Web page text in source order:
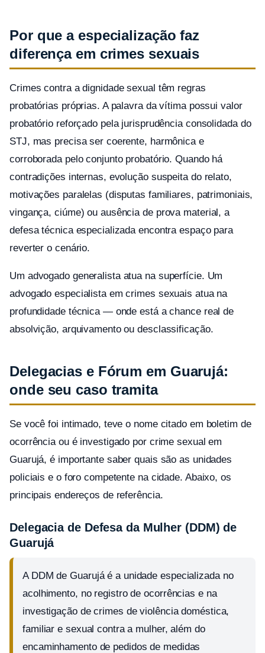
Por que a especialização faz
diferença em crimes sexuais
Crimes contra a dignidade sexual têm regras
probatórias próprias. A palavra da vítima possui valor
probatório reforçado pela jurisprudência consolidada do
STJ, mas precisa ser coerente, harmônica e
corroborada pelo conjunto probatório. Quando há
contradições internas, evolução suspeita do relato,
motivações paralelas (disputas familiares, patrimoniais,
vingança, ciúme) ou ausência de prova material, a
defesa técnica especializada encontra espaço para
reverter o cenário.
Um advogado generalista atua na superfície. Um
advogado especialista em crimes sexuais atua na
profundidade técnica — onde está a chance real de
absolvição, arquivamento ou desclassificação.
Delegacias e Fórum em Guarujá:
onde seu caso tramita
Se você foi intimado, teve o nome citado em boletim de
ocorrência ou é investigado por crime sexual em
Guarujá, é importante saber quais são as unidades
policiais e o foro competente na cidade. Abaixo, os
principais endereços de referência.
Delegacia de Defesa da Mulher (DDM) de
Guarujá
A DDM de Guarujá é a unidade especializada no
acolhimento, no registro de ocorrências e na
investigação de crimes de violência doméstica,
familiar e sexual contra a mulher, além do
encaminhamento de pedidos de medidas